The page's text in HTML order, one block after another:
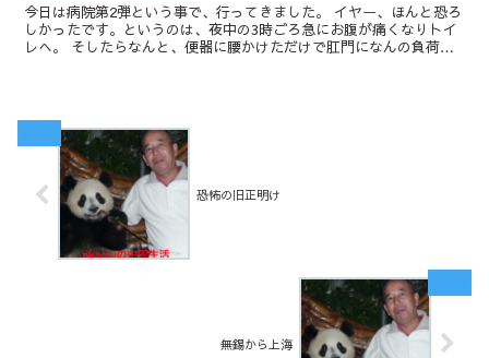
今日は病院第2弾という事で、行ってきました。 イヤー、ほんと恐ろ
しかったです。というのは、夜中の3時ごろ急にお腹が痛くなりトイ
レへ。 そしたらなんと、便器に腰かけただけで肛門になんの負荷も
恐怖の旧正明け
無錫から上海